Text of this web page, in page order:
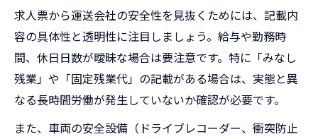
求人票から運送会社の安全性を見抜くためには、記載内
容の具体性と透明性に注目しましょう。給与や勤務時
間、休日日数が曖昧な場合は要注意です。特に「みなし
残業」や「固定残業代」の記載がある場合は、実態と異
なる長時間労働が発生していないか確認が必要です。
また、車両の安全設備（ドライブレコーダー、衝突防止